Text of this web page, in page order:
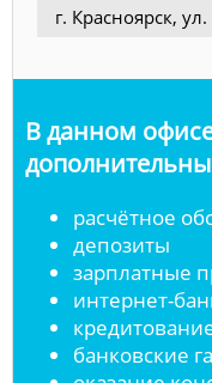
г. Красноярск,
В данном
расчётное
депозиты
зарплатные
интернет-
банковские